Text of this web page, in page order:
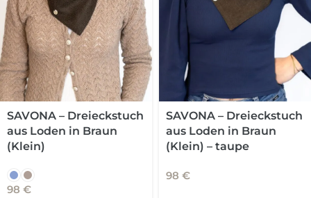
SAVONA – Dreieckstuch
aus Loden in Braun
(Klein)
98 €
SAVONA – Dreieckstuch
aus Loden in Braun
(Klein) – taupe
98 €